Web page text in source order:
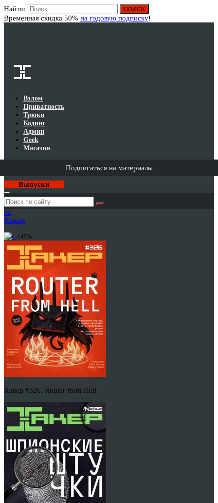
Найти:
Временная скидка 50% на годовую подписку!
Взлом
Приватность
Трюки
Кодинг
Админ
Geek
Магазин
Подписаться на материалы
Выпуски
Годовая
подписка
на
Хакер
-50%
Хакер #326. Router from Hell